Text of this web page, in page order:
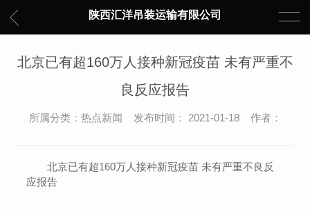
陕西汇洋吊装运输有限公司
北京已有超160万人接种新冠疫苗 未有严重不
良反应报告
所属分类：热点新闻 发布时间： 2021-01-18 作者：
北京已有超160万人接种新冠疫苗 未有严重不良反
应报告